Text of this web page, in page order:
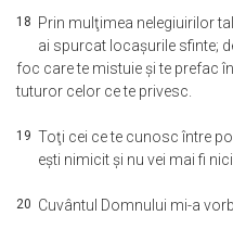
18 Prin mulţimea nelegiuirilor
ai spurcat locaşurile sfinte;
foc care te mistuie şi te prefac
tuturor celor ce te privesc.
19 Toţi cei ce te cunosc între
eşti nimicit şi nu vei mai fi
20 Cuvântul Domnului mi-a